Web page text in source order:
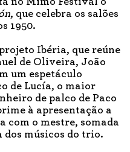
, que celebra os salões
1950.
Ibéria, que reúne
de Oliveira, João
um espetáculo
de Lucía, o maior
de palco de Paco
à apresentação a
com o mestre, somada
músicos do trio.